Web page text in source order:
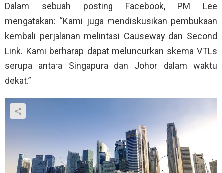
Dalam sebuah posting Facebook, PM Lee
mengatakan: “Kami juga mendiskusikan pembukaan
kembali perjalanan melintasi Causeway dan Second
Link. Kami berharap dapat meluncurkan skema VTLs
serupa antara Singapura dan Johor dalam waktu
dekat.”